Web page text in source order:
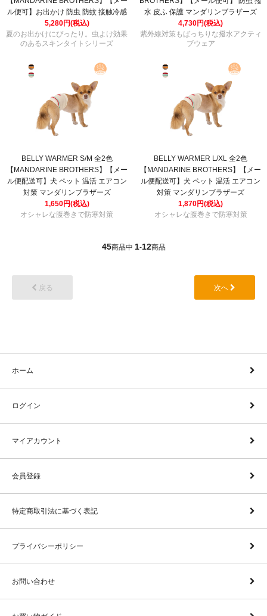
ル便可】お出かけ 防虫 防蚊 接触冷感
5,280円(税込)
夏のお出かけにぴったり。虫よけ効果
のあるスキンタイトシリーズ
水 皮ふ 保護 マンダリンブラザーズ
4,730円(税込)
紫外線対策もばっちりな撥水アクティ
ブウェア
BELLY WARMER S/M 全2色
【MANDARINE BROTHERS】【メー
ル便配送可】犬 ペット 温活 エアコン
対策 マンダリンブラザーズ
1,650円(税込)
オシャレな腹巻きで防寒対策
BELLY WARMER L/XL 全2色
【MANDARINE BROTHERS】【メー
ル便配送可】犬 ペット 温活 エアコン
対策 マンダリンブラザーズ
1,870円(税込)
オシャレな腹巻きで防寒対策
45商品中 1-12商品
戻る 次へ
ホーム
ログイン
マイアカウント
会員登録
特定商取引法に基づく表記
プライバシーポリシー
お問い合わせ